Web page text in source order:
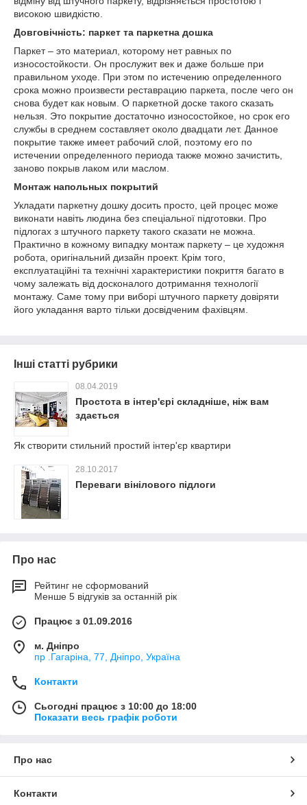
високою швидкістю.
Довговічність: паркет та паркетна дошка
Паркет – это материал, которому нет равных по
износостойкости. Он прослужит век и даже больше при
правильном уходе. При этом по истечению определенного
срока можно произвести реставрацию паркета, после чего он
снова будет как новым. О паркетной доске такого сказать
нельзя. Это покрытие достаточно износостойкое, но срок его
службы в среднем составляет около двадцати лет. Данное
покрытие также имеет рабочий слой, поэтому его по
истечении определенного периода также можно зачистить,
заново покрыв лаком или маслом.
Монтаж напольных покрытий
Укладати паркетну дошку досить просто, цей процес може
виконати навіть людина без спеціальної підготовки. Про
підлогах з штучного паркету такого сказати не можна.
Практично в кожному випадку монтаж паркету – це художня
робота, оригінальний дизайн проект. Крім того,
експлуатаційні та технічні характеристики покриття багато в
чому залежать від досконалого дотримання технології
монтажу. Саме тому при виборі штучного паркету довіряти
його укладання варто тільки досвідченим фахівцям.
Інші статті рубрики
08.04.2019
Простота в інтер'єрі складніше, ніж вам
здається
Як створити стильний простий інтер'єр квартири
28.10.2017
Переваги вінілового підлоги
Про нас
Рейтинг не сформований
Менше 5 відгуків за останній рік
Працює з 01.09.2016
м. Дніпро
пр .Гагаріна, 77, Дніпро, Україна
Контакти
Сьогодні працює з 10:00 до 18:00
Показати весь графік роботи
Про нас
Контакти